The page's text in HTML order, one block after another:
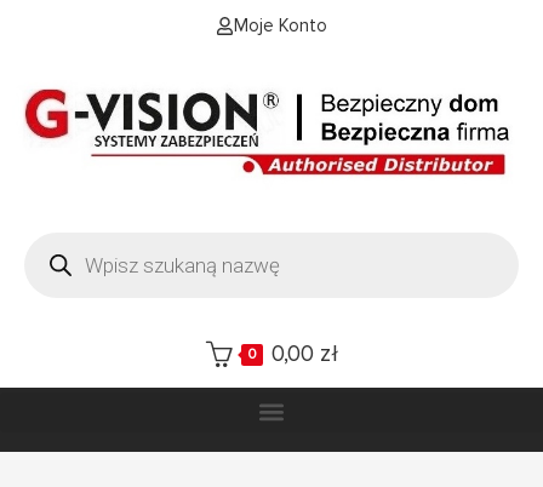
Moje Konto
0 0,00 zł